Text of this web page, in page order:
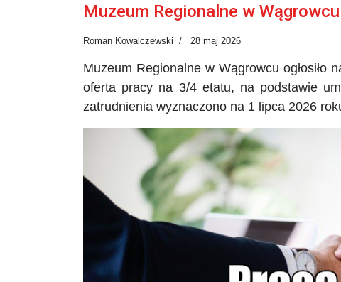
Muzeum Regionalne w
Roman Kowalczewski 28 maj 2026
Muzeum Regionalne w Wągrowcu ogłosiło
oferta pracy na 3/4 etatu, na podstawie
zatrudnienia wyznaczono na 1 lipca 2026